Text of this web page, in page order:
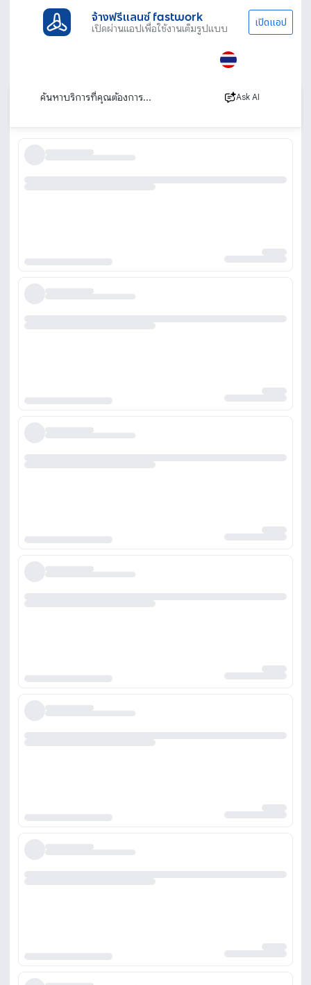
จ้างฟรีแลนซ์ fastwork
เปิดผ่านแอปเพื่อใช้งานเต็มรูปแบบ เปิดแอป
Ask AI
พูด
เรียงตาม